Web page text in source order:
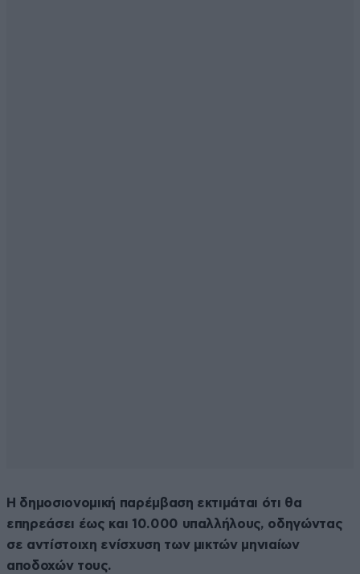
Η δημοσιονομική παρέμβαση εκτιμάται ότι θα
επηρεάσει έως και 10.000 υπαλλήλους, οδηγώντας
σε αντίστοιχη ενίσχυση των μικτών μηνιαίων
αποδοχών τους.